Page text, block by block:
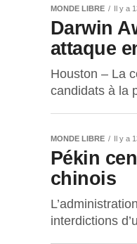
MONDE LIBRE Il y a
Darwin
attaque
Houston – La
candidats à la
MONDE LIBRE Il y a
Pékin
chinois
interdictions